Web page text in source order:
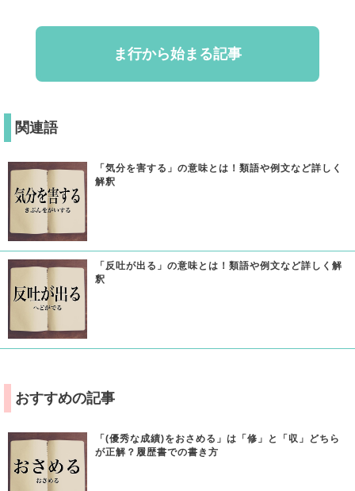
ま行から始まる記事
関連語
「気分を害する」の意味とは！類語や例文など詳しく
解釈
「反吐が出る」の意味とは！類語や例文など詳しく解
釈
おすすめの記事
「(優秀な成績)をおさめる」は「修」と「収」どちら
が正解？履歴書での書き方